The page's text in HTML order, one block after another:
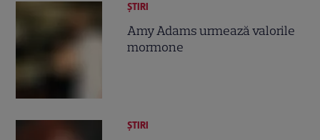
ȘTIRI
Amy Adams urmează valorile
mormone
ȘTIRI